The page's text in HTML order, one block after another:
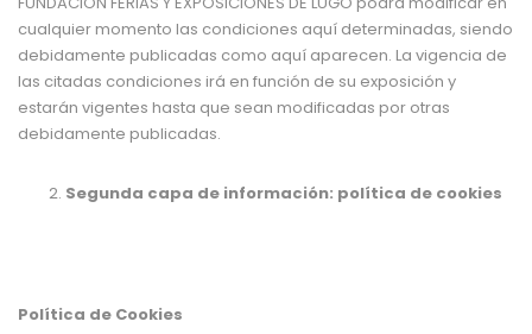
cualquier momento las condiciones aquí determinadas, siendo
debidamente publicadas como aquí aparecen. La vigencia de
las citadas condiciones irá en función de su exposición y
estarán vigentes hasta que sean modificadas por otras
debidamente publicadas.
Segunda capa de información: política de cookies
Política de Cookies